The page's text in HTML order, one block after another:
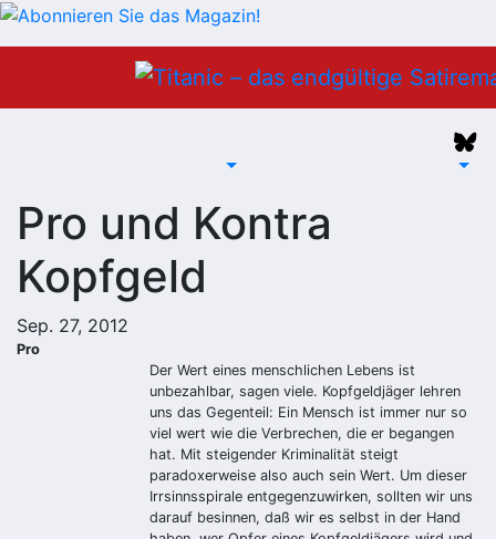
Pro und Kontra
Kopfgeld
Sep. 27, 2012
Pro
Der Wert eines menschlichen Lebens ist
unbezahlbar, sagen viele. Kopfgeldjäger lehren
uns das Gegenteil: Ein Mensch ist immer nur so
viel wert wie die Verbrechen, die er begangen
hat. Mit steigender Kriminalität steigt
paradoxerweise also auch sein Wert. Um dieser
Irrsinnsspirale entgegenzuwirken, sollten wir uns
darauf besinnen, daß wir es selbst in der Hand